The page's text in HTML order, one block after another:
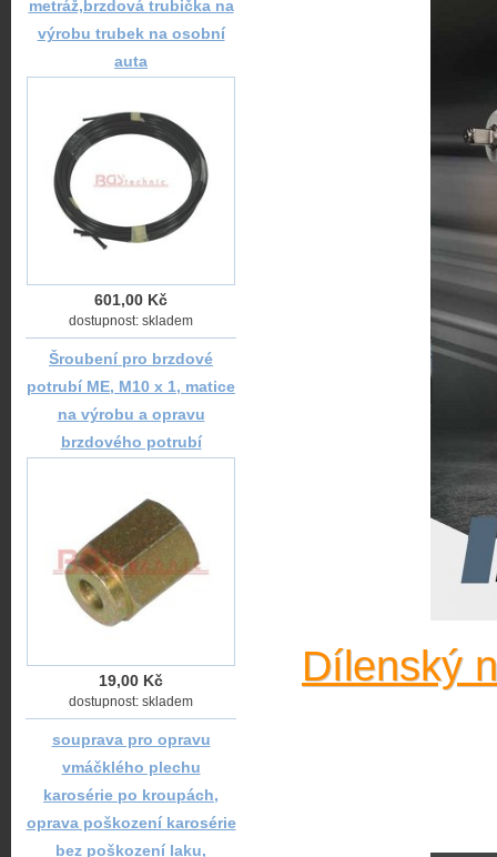
Dílenský
metráž,brzdová trubička na
výrobu trubek na osobní
auta
601,00 Kč
dostupnost: skladem
Šroubení pro brzdové
potrubí ME, M10 x 1, matice
na výrobu a opravu
brzdového potrubí
19,00 Kč
dostupnost: skladem
souprava pro opravu
vmáčklého plechu
karosérie po kroupách,
oprava poškození karosérie
bez poškození laku,